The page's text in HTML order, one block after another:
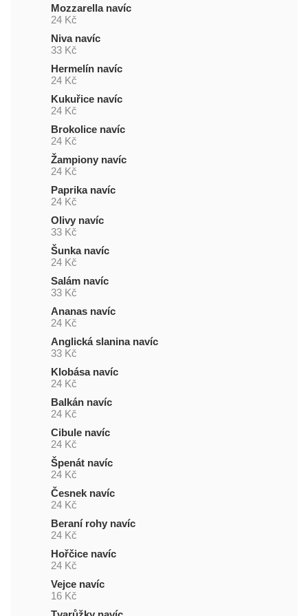
Mozzarella navíc
24 Kč
Niva navíc
33 Kč
Hermelín navíc
24 Kč
Kukuřice navíc
24 Kč
Brokolice navíc
24 Kč
Žampiony navíc
24 Kč
Paprika navíc
24 Kč
Olivy navíc
33 Kč
Šunka navíc
24 Kč
Salám navíc
33 Kč
Ananas navíc
24 Kč
Anglická slanina navíc
33 Kč
Klobása navíc
24 Kč
Balkán navíc
24 Kč
Cibule navíc
24 Kč
Špenát navíc
24 Kč
Česnek navíc
24 Kč
Beraní rohy navíc
24 Kč
Hořčice navíc
24 Kč
Vejce navíc
16 Kč